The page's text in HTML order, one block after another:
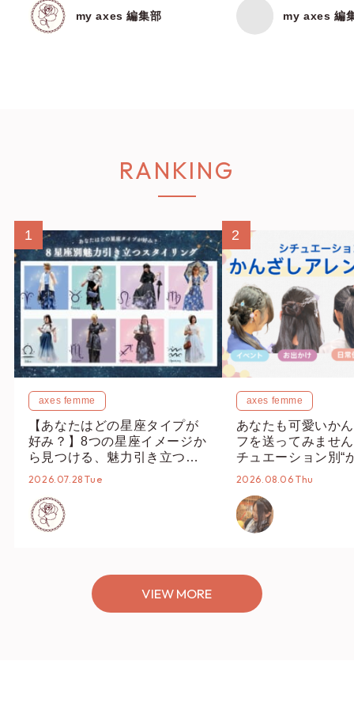
my axes 編集部 my axes 編
RANKING
1
axes femme
【あなたはどの星座タイプが
好み？】8つの星座イメージか
ら見つける、魅力引き立つス
タイリング♡
2026.07.28 Tue
2
axes femme
あなたも可愛いか
フを送ってみませ
チュエーション別“
オススメ【ショッ
2026.08.06 Thu
VIEW MORE